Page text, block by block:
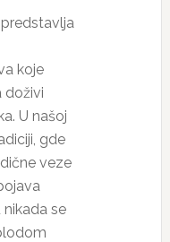
koje
doživi
U našoj
gde
veze
se